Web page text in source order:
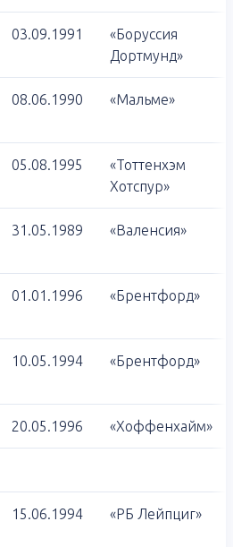
03.09.1991
«Боруссия
Дортмунд»
08.06.1990 «Мальме»
05.08.1995
«Тоттенхэм
Хотспур»
31.05.1989 «Валенсия»
01.01.1996 «Брентфорд»
10.05.1994 «Брентфорд»
20.05.1996 «Хоффенхайм»
15.06.1994 «РБ Лейпциг»